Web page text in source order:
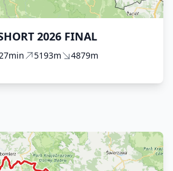
2026 FINAL
5193m
4879m